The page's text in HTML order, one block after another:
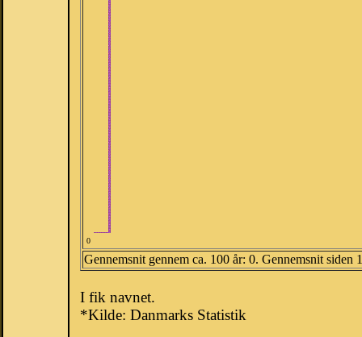
0
Gennemsnit gennem ca. 100 år: 0. Gennemsnit siden
I fik navnet.
*Kilde: Danmarks Statistik